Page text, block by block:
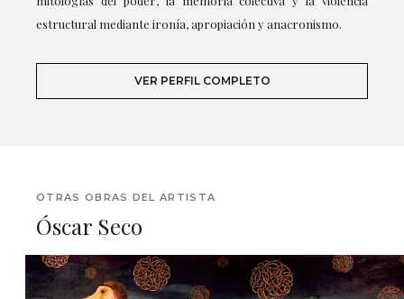
estructural mediante ironía, apropiación y anacronismo.
VER PERFIL COMPLETO
OTRAS OBRAS DEL ARTISTA
Óscar Seco